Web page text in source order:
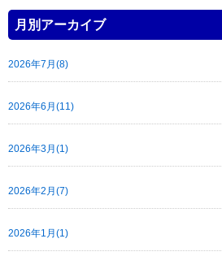
月別アーカイブ
2026年7月(8)
2026年6月(11)
2026年3月(1)
2026年2月(7)
2026年1月(1)